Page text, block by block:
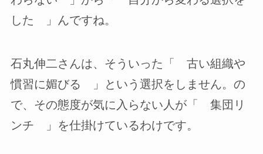
した 」んですね。
石丸伸二さんは、そういった「 古い組織や
慣習に媚びる 」という選択をしません。の
で、その態度が気に入らない人が「 集団リ
ンチ 」を仕掛けているわけです。